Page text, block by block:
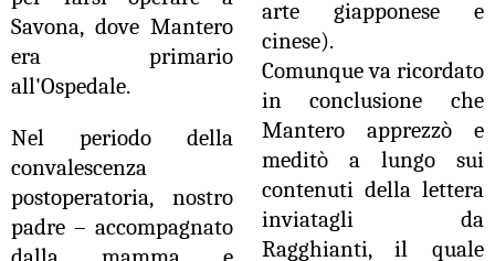
Savona, dove Mantero
era primario
all'Ospedale.
Nel periodo della
convalescenza
postoperatoria, nostro
padre – accompagnato
arte giapponese e
cinese).
Comunque va ricordato
in conclusione che
Mantero apprezzò e
meditò a lungo sui
contenuti della lettera
inviatagli da
Ragghianti, il quale